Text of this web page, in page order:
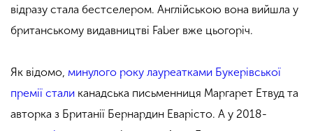
відразу стала бестселером. Англійською вона вийшла у
британському видавництві Faber вже цьогоріч.
Як відомо, минулого року лауреатками Букерівської
премії стали канадська письменниця Маргарет Етвуд та
авторка з Британії Бернардин Еварісто. А у 2018-